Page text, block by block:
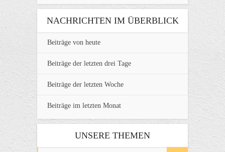
NACHRICHTEN IM ÜBERBLICK
Beiträge von heute
Beiträge der letzten drei Tage
Beiträge der letzten Woche
Beiträge im letzten Monat
UNSERE THEMEN